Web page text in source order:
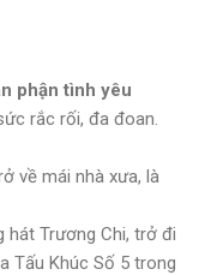
phận tình yêu
rắc rối, đa đoan.
về mái nhà xưa, là
hát Trương Chi, trở đi
Tấu Khúc Số 5 trong